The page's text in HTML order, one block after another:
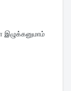
இழுக்கனுமாம்